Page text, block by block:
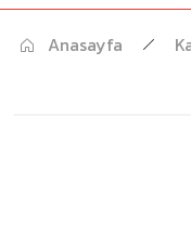
Anasayfa